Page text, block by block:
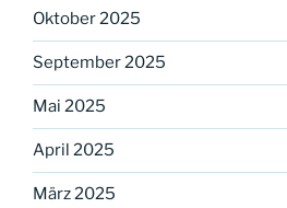
Oktober 2025
September 2025
Mai 2025
April 2025
März 2025